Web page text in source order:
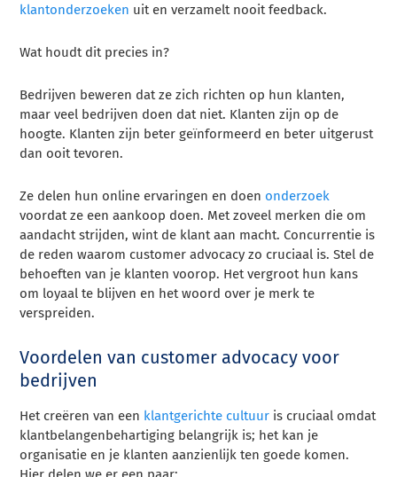
klantonderzoeken uit en verzamelt nooit feedback.
Wat houdt dit precies in?
Bedrijven beweren dat ze zich richten op hun klanten,
maar veel bedrijven doen dat niet. Klanten zijn op de
hoogte. Klanten zijn beter geïnformeerd en beter uitgerust
dan ooit tevoren.
Ze delen hun online ervaringen en doen onderzoek
voordat ze een aankoop doen. Met zoveel merken die om
aandacht strijden, wint de klant aan macht. Concurrentie is
de reden waarom customer advocacy zo cruciaal is. Stel de
behoeften van je klanten voorop. Het vergroot hun kans
om loyaal te blijven en het woord over je merk te
verspreiden.
Voordelen van customer advocacy voor
bedrijven
Het creëren van een klantgerichte cultuur is cruciaal omdat
klantbelangenbehartiging belangrijk is; het kan je
organisatie en je klanten aanzienlijk ten goede komen.